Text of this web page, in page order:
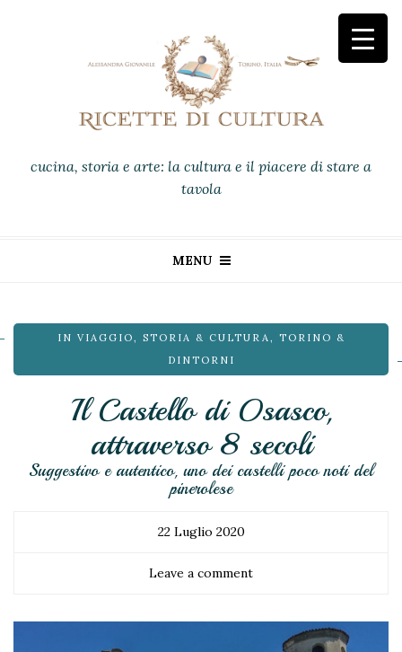
cucina, storia e arte: la cultura e il piacere di stare a
tavola
MENU
IN VIAGGIO , STORIA & CULTURA , TORINO &
DINTORNI
Il Castello di Osasco,
attraverso 8 secoli
Suggestivo e autentico, uno dei castelli poco noti del
pinerolese
22 Luglio 2020
Leave a comment